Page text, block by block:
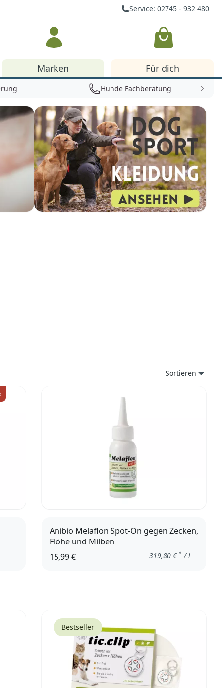
Service: 02745 - 932 480
Warenkorb
Marken Für dich
Hunde Fachberatung
Sortieren
Anibio Melaflon Spot-On gegen Zecken,
Flöhe und Milben
15,99 €
319,80€ */ l
Bestseller